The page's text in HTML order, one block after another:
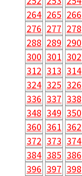
264 265 266
276 277 278
288 289 290
300 301 302
312 313 314
324 325 326
336 337 338
348 349 350
360 361 362
372 373 374
384 385 386
396 397 398